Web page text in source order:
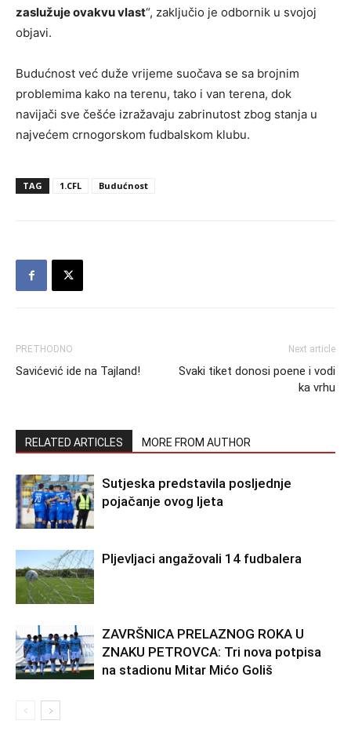
zaslužuje ovakvu vlast“, zaključio je odbornik u svojoj
objavi.
Budućnost već duže vrijeme suočava se sa brojnim
problemima kako na terenu, tako i van terena, dok
navijači sve češće izražavaju zabrinutost zbog stanja u
najvećem crnogorskom fudbalskom klubu.
TAG 1.CFL Budućnost
PRETHODNO
Savićević ide na Tajland!
Next article
Svaki tiket donosi poene i vodi
ka vrhu
RELATED ARTICLES MORE FROM AUTHOR
Sutjeska predstavila posljednje
pojačanje ovog ljeta
Pljevljaci angažovali 14 fudbalera
ZAVRŠNICA PRELAZNOG ROKA U
ZNAKU PETROVCA: Tri nova potpisa
na stadionu Mitar Mićo Goliš